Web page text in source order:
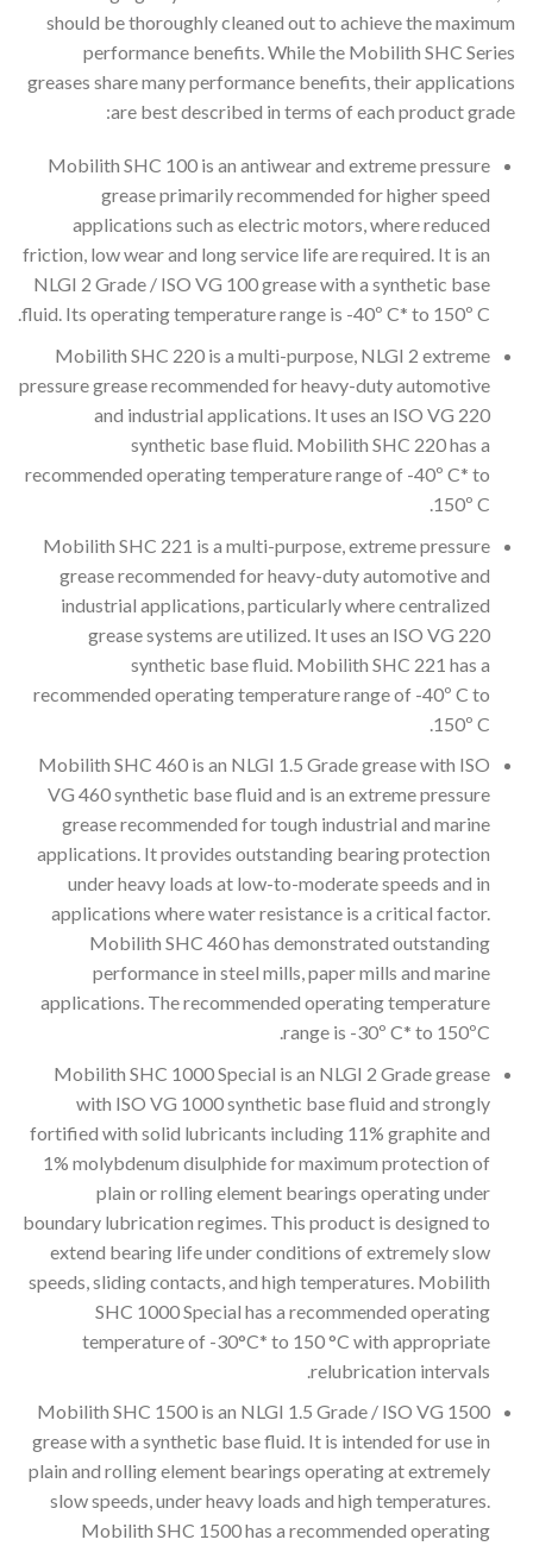
should be thoroughly cleaned out to achieve the maximum
performance benefits. While the Mobilith SHC Series
greases share many performance benefits, their applications
are best described in terms of each product grade:
Mobilith SHC 100 is an antiwear and extreme pressure
grease primarily recommended for higher speed
applications such as electric motors, where reduced
friction, low wear and long service life are required. It is an
NLGI 2 Grade / ISO VG 100 grease with a synthetic base
fluid. Its operating temperature range is -40º C* to 150º C.
Mobilith SHC 220 is a multi-purpose, NLGI 2 extreme
pressure grease recommended for heavy-duty automotive
and industrial applications. It uses an ISO VG 220
synthetic base fluid. Mobilith SHC 220 has a
recommended operating temperature range of -40º C* to
150º C.
Mobilith SHC 221 is a multi-purpose, extreme pressure
grease recommended for heavy-duty automotive and
industrial applications, particularly where centralized
grease systems are utilized. It uses an ISO VG 220
synthetic base fluid. Mobilith SHC 221 has a
recommended operating temperature range of -40º C to
150º C.
Mobilith SHC 460 is an NLGI 1.5 Grade grease with ISO
VG 460 synthetic base fluid and is an extreme pressure
grease recommended for tough industrial and marine
applications. It provides outstanding bearing protection
under heavy loads at low-to-moderate speeds and in
applications where water resistance is a critical factor.
Mobilith SHC 460 has demonstrated outstanding
performance in steel mills, paper mills and marine
applications. The recommended operating temperature
range is -30º C* to 150ºC.
Mobilith SHC 1000 Special is an NLGI 2 Grade grease
with ISO VG 1000 synthetic base fluid and strongly
fortified with solid lubricants including 11% graphite and
1% molybdenum disulphide for maximum protection of
plain or rolling element bearings operating under
boundary lubrication regimes. This product is designed to
extend bearing life under conditions of extremely slow
speeds, sliding contacts, and high temperatures. Mobilith
SHC 1000 Special has a recommended operating
temperature of -30°C* to 150 °C with appropriate
relubrication intervals.
Mobilith SHC 1500 is an NLGI 1.5 Grade / ISO VG 1500
grease with a synthetic base fluid. It is intended for use in
plain and rolling element bearings operating at extremely
slow speeds, under heavy loads and high temperatures.
Mobilith SHC 1500 has a recommended operating